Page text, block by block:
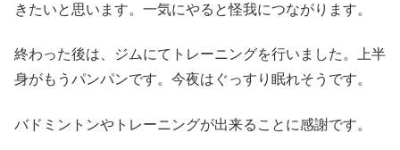
きたいと思います。一気にやると怪我につながります。
終わった後は、ジムにてトレーニングを行いました。上半
身がもうパンパンです。今夜はぐっすり眠れそうです。
バドミントンやトレーニングが出来ることに感謝です。